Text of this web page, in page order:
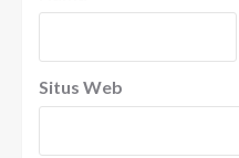
Situs Web